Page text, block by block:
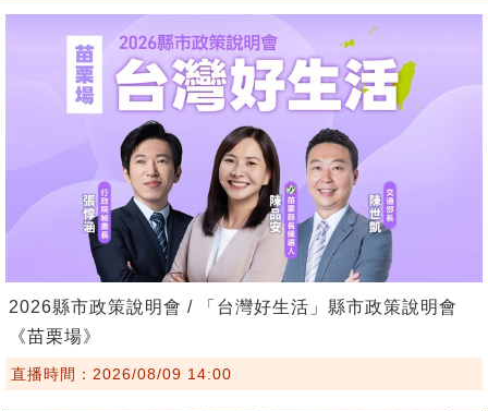
2026縣市政策說明會 / 「台灣好生活」縣市政策說明會
《苗栗場》
直播時間：2026/08/09 14:00